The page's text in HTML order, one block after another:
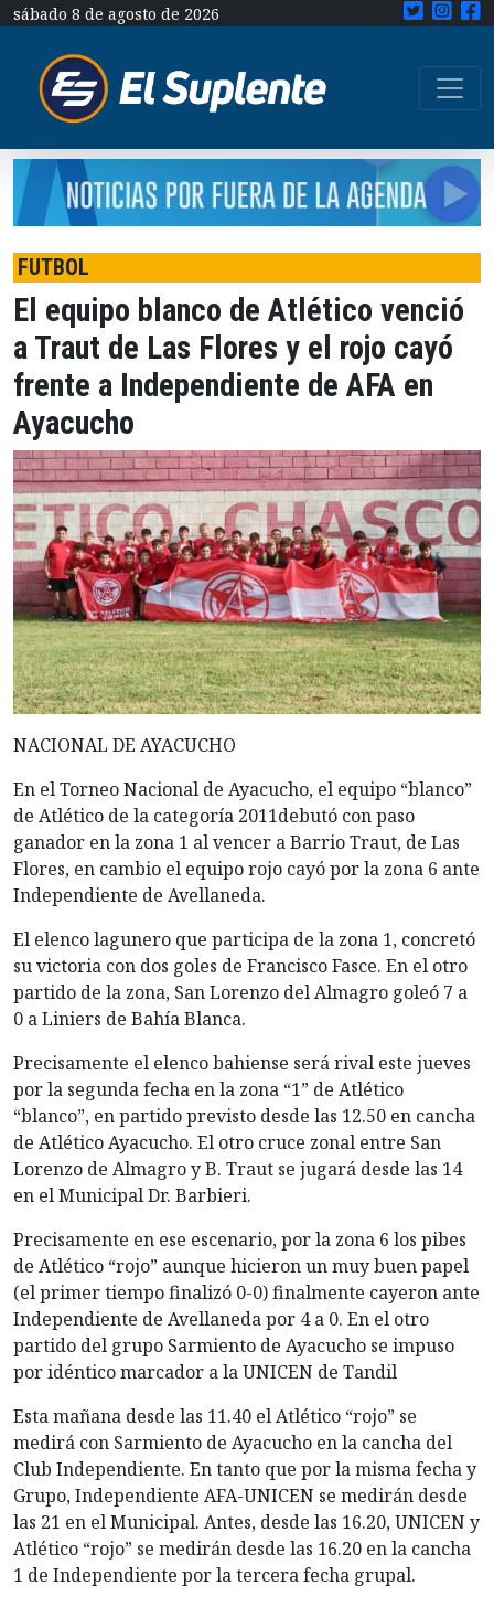
sábado 8 de agosto de 2026
FUTBOL
El equipo blanco de Atlético venció
a Traut de Las Flores y el rojo cayó
frente a Independiente de AFA en
Ayacucho
NACIONAL DE AYACUCHO
En el Torneo Nacional de Ayacucho, el equipo “blanco”
de Atlético de la categoría 2011debutó con paso
ganador en la zona 1 al vencer a Barrio Traut, de Las
Flores, en cambio el equipo rojo cayó por la zona 6 ante
Independiente de Avellaneda.
El elenco lagunero que participa de la zona 1, concretó
su victoria con dos goles de Francisco Fasce. En el otro
partido de la zona, San Lorenzo del Almagro goleó 7 a
0 a Liniers de Bahía Blanca.
Precisamente el elenco bahiense será rival este jueves
por la segunda fecha en la zona “1” de Atlético
“blanco”, en partido previsto desde las 12.50 en cancha
de Atlético Ayacucho. El otro cruce zonal entre San
Lorenzo de Almagro y B. Traut se jugará desde las 14
en el Municipal Dr. Barbieri.
Precisamente en ese escenario, por la zona 6 los pibes
de Atlético “rojo” aunque hicieron un muy buen papel
(el primer tiempo finalizó 0-0) finalmente cayeron ante
Independiente de Avellaneda por 4 a 0. En el otro
partido del grupo Sarmiento de Ayacucho se impuso
por idéntico marcador a la UNICEN de Tandil
Esta mañana desde las 11.40 el Atlético “rojo” se
medirá con Sarmiento de Ayacucho en la cancha del
Club Independiente. En tanto que por la misma fecha y
Grupo, Independiente AFA-UNICEN se medirán desde
las 21 en el Municipal. Antes, desde las 16.20, UNICEN y
Atlético “rojo” se medirán desde las 16.20 en la cancha
1 de Independiente por la tercera fecha grupal.